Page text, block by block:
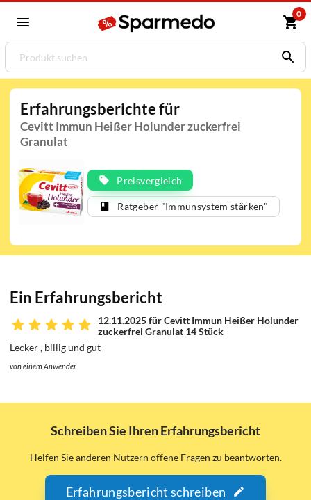
0
Erfahrungsberichte für
Cevitt Immun Heißer Holunder zuckerfrei
Granulat
Preisvergleich
Ratgeber "Immunsystem stärken"
Ein Erfahrungsbericht
12.11.2025 für Cevitt Immun Heißer Holunder
zuckerfrei Granulat 14 Stück
Lecker , billig und gut
von einem Anwender
Schreiben Sie Ihren Erfahrungsbericht
Helfen Sie anderen Nutzern offene Fragen zu beantworten.
Erfahrungsbericht schreiben